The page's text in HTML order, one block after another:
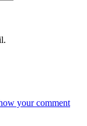
your comment